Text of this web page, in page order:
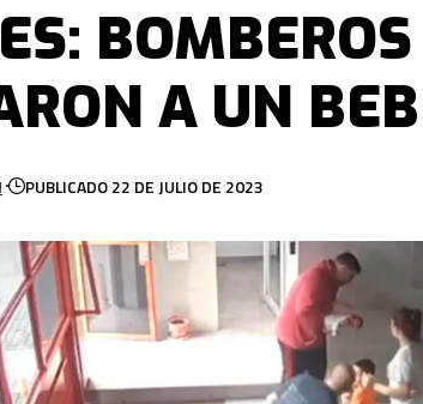
BOMBEROS
A UN
PUBLICADO 22 DE JULIO DE 2023